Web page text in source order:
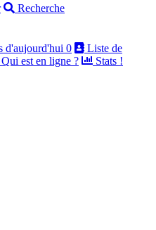
Recherche
d'aujourd'hui 0
Liste de
Qui est en ligne ? Stats !